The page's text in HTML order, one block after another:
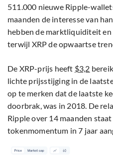
511.000 nieuwe Ripple-
maanden de interesse van
hebben de marktliquiditeit
terwijl XRP de opwaartse
De XRP-prijs heeft $3,2
lichte prijsstijging in de
op te merken dat de laatste
doorbrak, was in 2018. De
Ripple over 14 maanden
tokenmomentum in 7 jaar